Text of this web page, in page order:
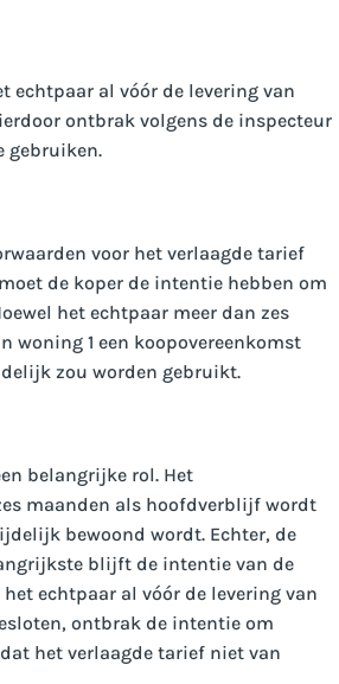
echtpaar al vóór de levering van
ontbrak volgens de inspecteur
gebruiken.
voor het verlaagde tarief
de koper de intentie hebben om
het echtpaar meer dan zes
woning 1 een koopovereenkomst
zou worden gebruikt.
belangrijke rol. Het
maanden als hoofdverblijf wordt
bewoond wordt. Echter, de
blijft de intentie van de
echtpaar al vóór de levering van
ontbrak de intentie om
het verlaagde tarief niet van